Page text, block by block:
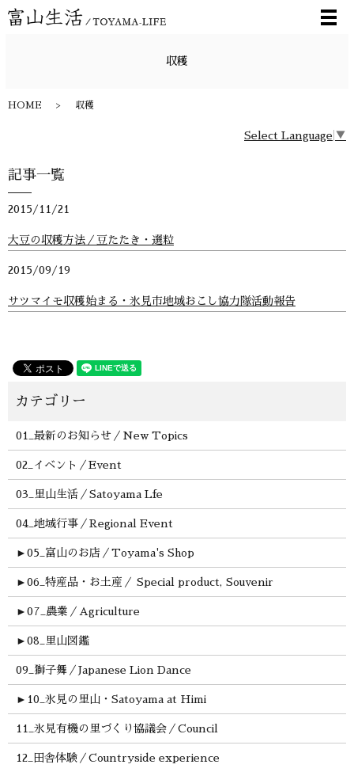
メ
収穫
HOME 収穫
Select Language ▼
記事一覧
2015/11/21
大豆の収穫方法／豆たたき・選粒
2015/09/19
サツマイモ収穫始まる・氷見市地域おこし協力隊活動報告
01_最新のお知らせ／New Topics
02_イベント／Event
03_里山生活／Satoyama Lfe
04_地域行事／Regional Event
► 05_富山のお店／Toyama's Shop
► 06_特産品・お土産／ Special product, Souvenir
► 07_農業／Agriculture
► 08_里山図鑑
09_獅子舞／Japanese Lion Dance
► 10_氷見の里山・Satoyama at Himi
11_氷見有機の里づくり協議会／Council
12_田舎体験／Countryside experience